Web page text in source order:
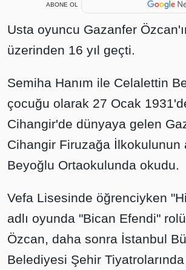
ABONE OL
Usta oyuncu Gazanfer
üzerinden 16 yıl geçti.
Semiha Hanım ile Celalettin
çocuğu olarak 27 Ocak
Cihangir'de dünyaya gelen
Cihangir Firuzağa İlkokulunun
Beyoğlu Ortaokulunda okudu.
Vefa Lisesinde öğrenciyken
adlı oyunda "Bican Efendi"
Özcan, daha sonra İstanbul
Belediyesi Şehir